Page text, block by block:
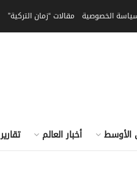
الخصوصية مقالات “زمان التركية”
الأوسط أخبار العالم تقارير